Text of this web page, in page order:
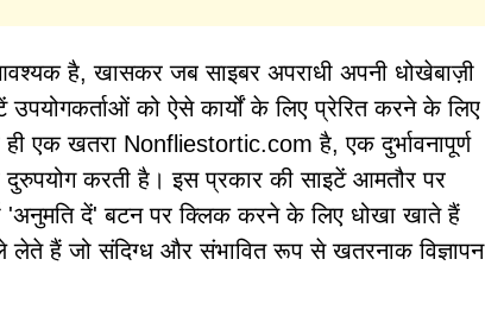
है, खासकर जब साइबर अपराधी अपनी धोखेबाज़ी
उपयोगकर्ताओं को ऐसे कार्यों के लिए प्रेरित करने के लिए
एक खतरा Nonfliestortic.com है, एक दुर्भावनापूर्ण
करती है। इस प्रकार की साइटें आमतौर पर
'अनुमति दें' बटन पर क्लिक करने के लिए धोखा खाते हैं
हैं जो संदिग्ध और संभावित रूप से खतरनाक विज्ञापन